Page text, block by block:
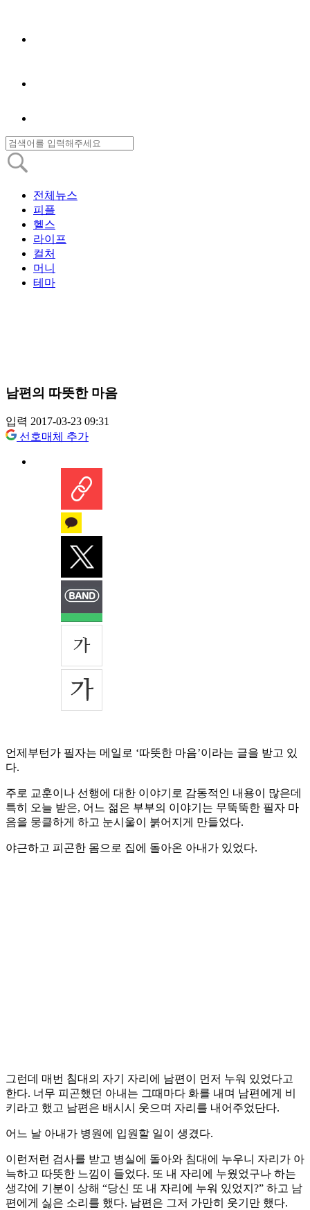
전체뉴스
피플
헬스
라이프
컬처
머니
테마
남편의 따뜻한 마음
입력 2017-03-23 09:31
선호매체 추가
언제부턴가 필자는 메일로 ‘따뜻한 마음’이라는 글을 받고 있
다.
주로 교훈이나 선행에 대한 이야기로 감동적인 내용이 많은데
특히 오늘 받은, 어느 젊은 부부의 이야기는 무뚝뚝한 필자 마
음을 뭉클하게 하고 눈시울이 붉어지게 만들었다.
야근하고 피곤한 몸으로 집에 돌아온 아내가 있었다.
그런데 매번 침대의 자기 자리에 남편이 먼저 누워 있었다고
한다. 너무 피곤했던 아내는 그때마다 화를 내며 남편에게 비
키라고 했고 남편은 배시시 웃으며 자리를 내어주었단다.
어느 날 아내가 병원에 입원할 일이 생겼다.
이런저런 검사를 받고 병실에 돌아와 침대에 누우니 자리가 아
늑하고 따뜻한 느낌이 들었다. 또 내 자리에 누웠었구나 하는
생각에 기분이 상해 “당신 또 내 자리에 누워 있었지?” 하고 남
편에게 싫은 소리를 했다. 남편은 그저 가만히 웃기만 했다.